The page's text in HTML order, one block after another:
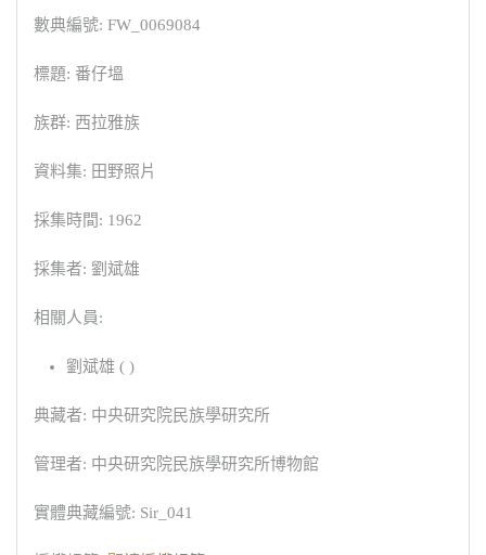
數典編號: FW_0069084
標題: 番仔塭
族群: 西拉雅族
資料集: 田野照片
採集時間: 1962
採集者: 劉斌雄
相關人員:
劉斌雄 ( )
典藏者: 中央研究院民族學研究所
管理者: 中央研究院民族學研究所博物館
實體典藏編號: Sir_041